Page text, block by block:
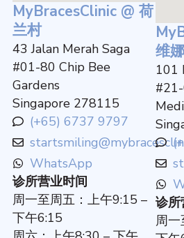
MyBracesClinic @ 荷
兰村
43 Jalan Merah Saga
#01-80 Chip Bee
Gardens
Singapore 278115
(+65) 6737 9797
WhatsApp
诊所营业时间
周一至周五：上午9:15 –
下午6:15
维娜
101
诊所
周